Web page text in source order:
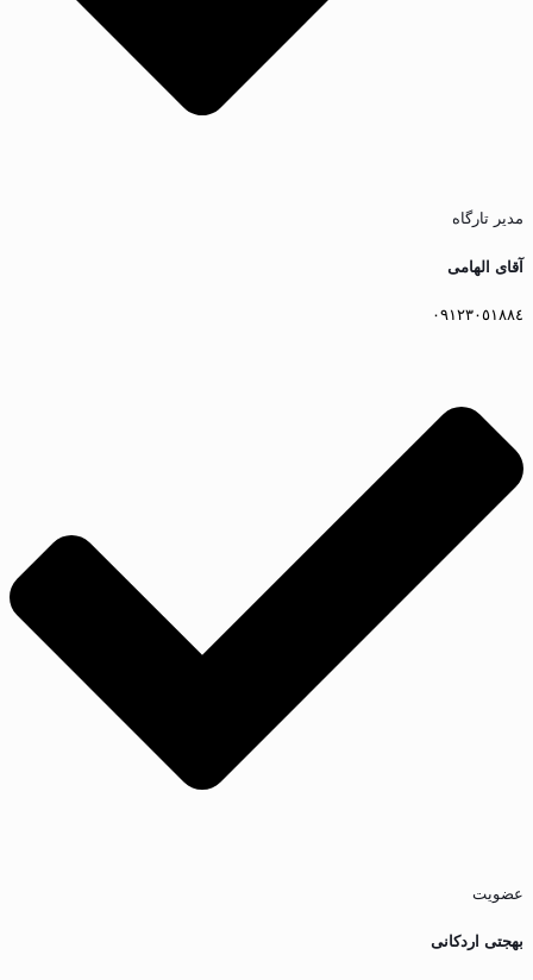
مدیر تارگاه
آقای الهامى
٠٩١٢٣٠٥١٨٨٤
عضویت
بهجتی اردکانی